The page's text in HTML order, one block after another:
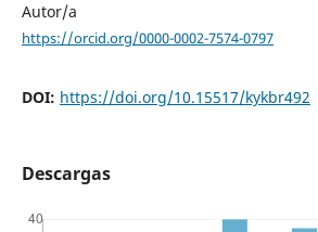
Autor/a
https://orcid.org/0000-0002-7574-0797
DOI: https://doi.org/10.15517/kykbr492
Descargas